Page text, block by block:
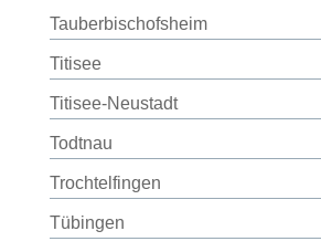
Tauberbischofsheim
Titisee
Titisee-Neustadt
Todtnau
Trochtelfingen
Tübingen